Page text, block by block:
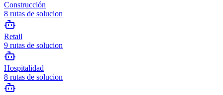
Construcción
8 rutas de solucion
Retail
9 rutas de solucion
Hospitalidad
8 rutas de solucion